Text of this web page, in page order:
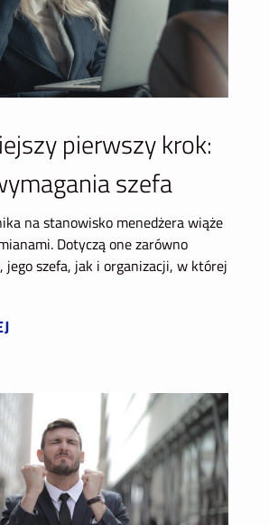
pierwszy krok:
szefa
na stanowisko menedżera wiąże
Dotyczą one zarówno
jego szefa, jak i organizacji, w której